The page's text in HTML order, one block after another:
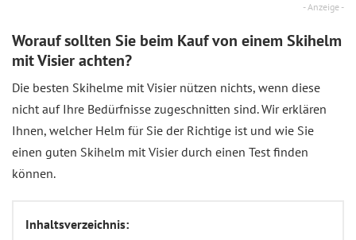
- Anzeige -
Worauf sollten Sie beim Kauf von einem Skihelm
mit Visier achten?
Die besten Skihelme mit Visier nützen nichts, wenn diese
nicht auf Ihre Bedürfnisse zugeschnitten sind. Wir erklären
Ihnen, welcher Helm für Sie der Richtige ist und wie Sie
einen guten Skihelm mit Visier durch einen Test finden
können.
Inhaltsverzeichnis: